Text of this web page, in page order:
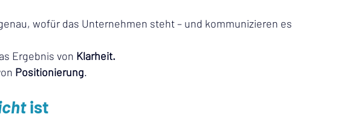
wofür das Unternehmen steht – und kommunizieren es
Ergebnis von Klarheit.
Positionierung.
ist